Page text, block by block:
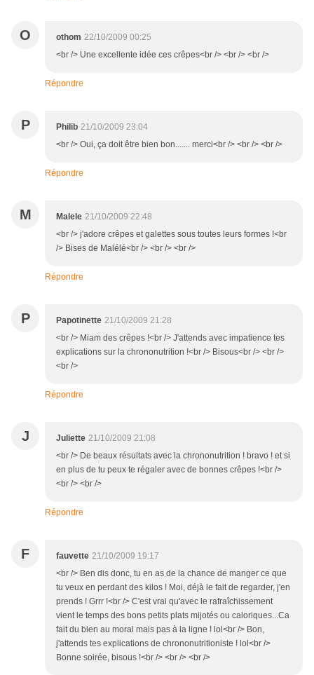
O othom 22/10/2009 00:25
<br /> Une excellente idée ces crêpes<br /> <br /> <br />
Répondre
P Philib 21/10/2009 23:04
<br /> Oui, ça doit être bien bon....... merci<br /> <br /> <br />
Répondre
M Malele 21/10/2009 22:48
<br /> j'adore crêpes et galettes sous toutes leurs formes !<br
/> Bises de Malélé<br /> <br /> <br />
Répondre
P Papotinette 21/10/2009 21:28
<br /> Miam des crêpes !<br /> J'attends avec impatience tes
explications sur la chrononutrition !<br /> Bisous<br /> <br />
<br />
Répondre
J Juliette 21/10/2009 21:08
<br /> De beaux résultats avec la chrononutrition ! bravo ! et si
en plus de tu peux te régaler avec de bonnes crêpes !<br />
<br /> <br />
Répondre
F fauvette 21/10/2009 19:17
<br /> Ben dis donc, tu en as de la chance de manger ce que
tu veux en perdant des kilos ! Moi, déjà le fait de regarder, j'en
prends ! Grrr !<br /> C'est vrai qu'avec le rafraîchissement
vient le temps des bons petits plats mijotés ou caloriques...Ca
fait du bien au moral mais pas à la ligne ! lol<br /> Bon,
j'attends tes explications de chrononutritioniste ! lol<br />
Bonne soirée, bisous !<br /> <br /> <br />